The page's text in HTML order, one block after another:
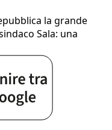
la grande
Sala: una